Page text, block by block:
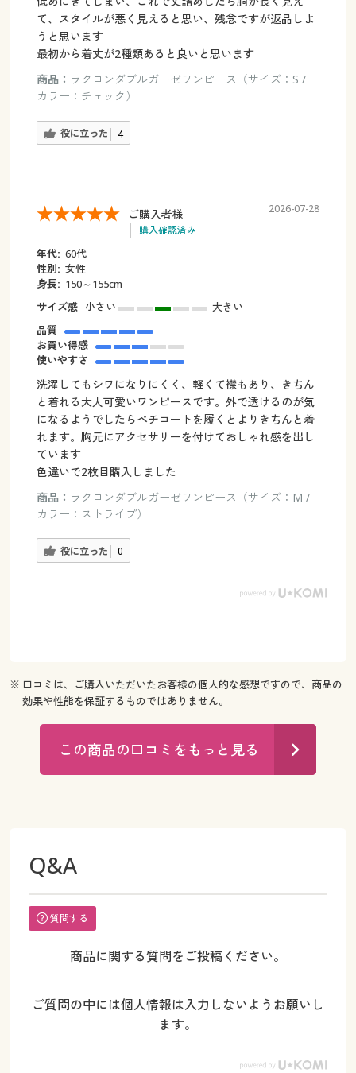
て、スタイルが悪く見えると思い、残念ですが返品しよ
うと思います
最初から着丈が2種類あると良いと思います
商品： ラクロンダブルガーゼワンピース（サイズ：S /
カラー：チェック）
役に立った 4
ご購入者様
購入確認済み
2026-07-28
年代: 60代
性別: 女性
身長: 150～155cm
サイズ感 小さい
大きい
品質
お買い得感
使いやすさ
洗濯してもシワになりにくく、軽くて襟もあり、きちん
と着れる大人可愛いワンピースです。外で透けるのが気
になるようでしたらペチコートを履くとよりきちんと着
れます。胸元にアクセサリーを付けておしゃれ感を出し
ています
色違いで2枚目購入しました
商品： ラクロンダブルガーゼワンピース（サイズ：M /
カラー：ストライプ）
役に立った 0
※ 口コミは、ご購入いただいたお客様の個人的な感想ですので、商品の
効果や性能を保証するものではありません。
この商品の口コミをもっと見る
Q&A
質問する
商品に関する質問をご投稿ください。
ご質問の中には個人情報は入力しないようお願いし
ます。